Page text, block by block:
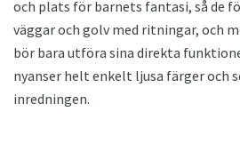
och plats för barnets fantasi, så de
väggar och golv med ritningar, och
bör bara utföra sina direkta
nyanser helt enkelt ljusa färger och
inredningen.